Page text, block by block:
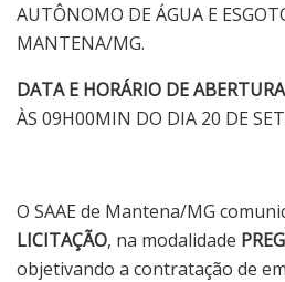
AUTÔNOMO DE ÁGUA E
MANTENA/MG.
DATA E HORÁRIO DE
ÀS 09H00MIN DO DIA 20 DE
O SAAE de Mantena/MG
LICITAÇÃO, na modalidade
objetivando a contratação de